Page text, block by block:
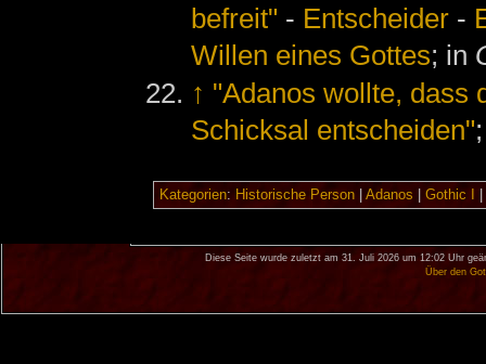
befreit" - Entscheider -
Willen eines Gottes; in
↑ "Adanos wollte, dass
Schicksal entscheiden"
Kategorien: Historische Person| Adanos Gothic I
Diese Seite wurde zuletzt am 31. Juli 2026 um 12:02 Uhr
Über den